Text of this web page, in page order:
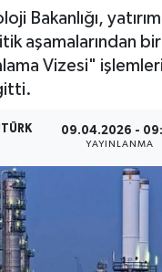
Bakanlığı,
aşamalarından
Vizesi"
09.04.2026 -
YAYINLANMA